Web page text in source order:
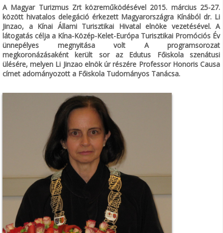
A Magyar Turizmus Zrt közreműködésével 2015. március 25-27.
között hivatalos delegáció érkezett Magyarországra Kínából dr. Li
Jinzao, a Kínai Állami Turisztikai Hivatal elnöke vezetésével. A
látogatás célja a Kína-Közép-Kelet-Európa Turisztikai Promóciós Év
ünnepélyes megnyitása volt A programsorozat
megkoronázásaként került sor az Edutus Főiskola szenátusi
ülésére, melyen Li Jinzao elnök úr részére Professor Honoris Causa
címet adományozott a Főiskola Tudományos Tanácsa.